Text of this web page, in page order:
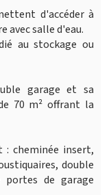
d'accéder à
avec salle d'eau.
au stockage ou
garage et sa
70 m² offrant la
: cheminée insert,
double
de garage